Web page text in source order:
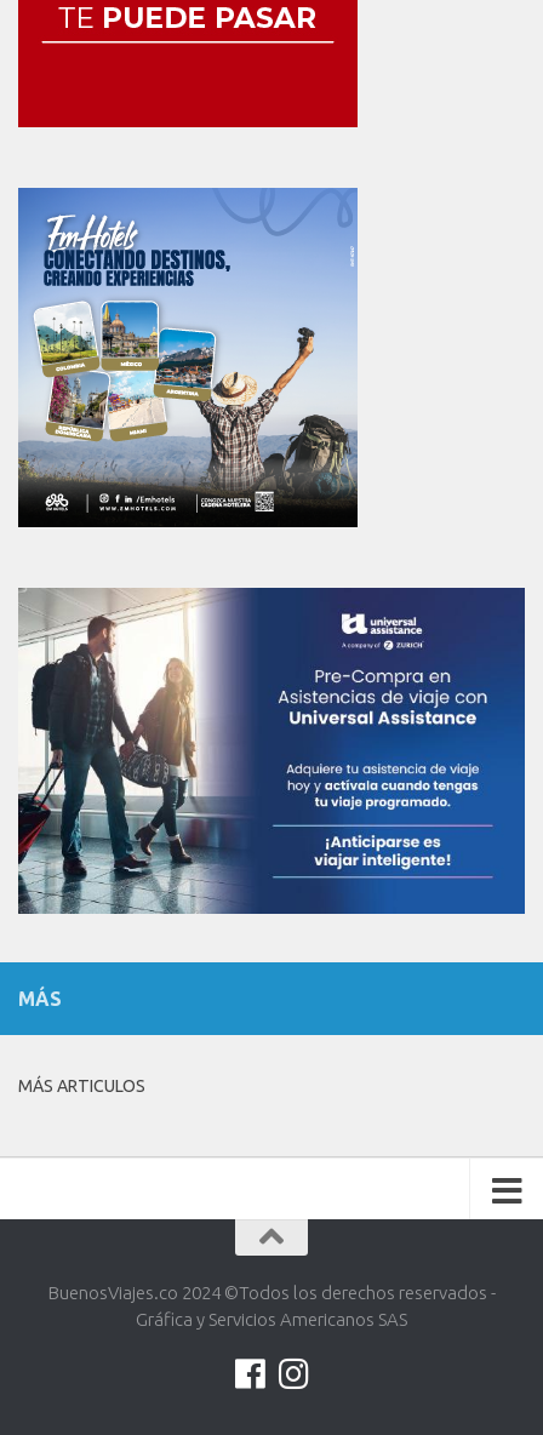
MÁS
MÁS ARTICULOS
BuenosViajes.co 2024 ©️Todos los derechos reservados -
Gráfica y Servicios Americanos SAS